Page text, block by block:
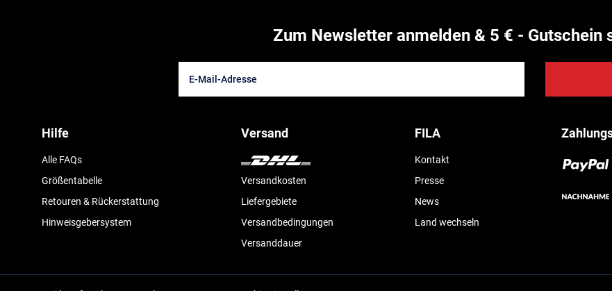
Zum Newsletter anmelden & 5 € - Gutschein
Hilfe
Alle FAQs
Größentabelle
Retouren & Rückerstattung
Hinweisgebersystem
Versand
Versandkosten
Liefergebiete
Versandbedingungen
Versanddauer
FILA
Kontakt
Presse
News
Land wechseln